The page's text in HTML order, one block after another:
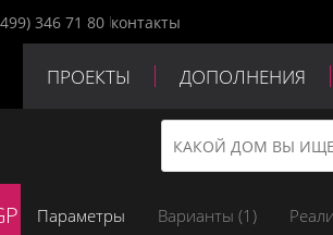
346 71 80 контакты
ПРОЕКТЫ ДОПОЛНЕНИЯ
КОНТАКТЫ
Параметры Варианты (1 )